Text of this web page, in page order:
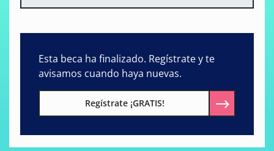
Esta beca ha finalizado. Regístrate y te
avisamos cuando haya nuevas.
Regístrate ¡GRATIS!